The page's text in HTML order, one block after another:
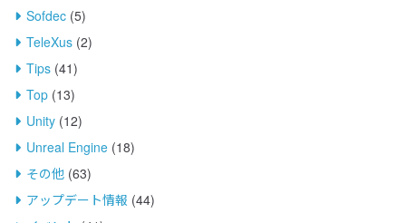
Sofdec (5)
TeleXus (2)
Tips (41)
Top (13)
Unity (12)
Unreal Engine (18)
その他 (63)
アップデート情報 (44)